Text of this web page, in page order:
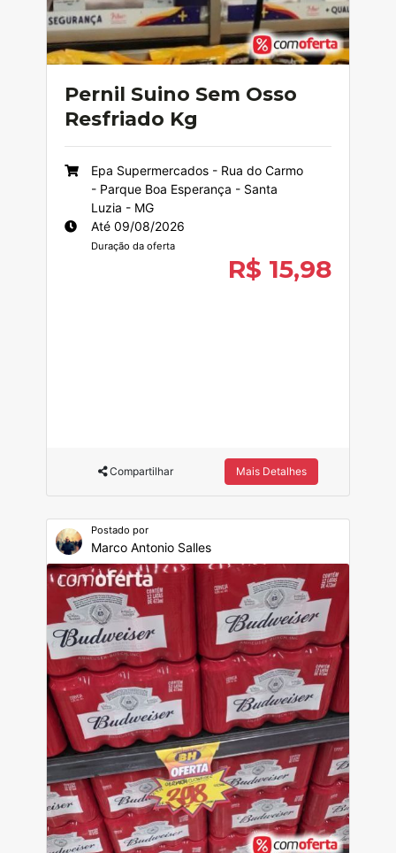
Pernil Suino Sem Osso
Resfriado Kg
Epa Supermercados - Rua do Carmo
- Parque Boa Esperança - Santa
Luzia - MG
Até 09/08/2026
Duração da oferta
R$ 15,98
Compartilhar Mais Detalhes
Postado por
Marco Antonio Salles